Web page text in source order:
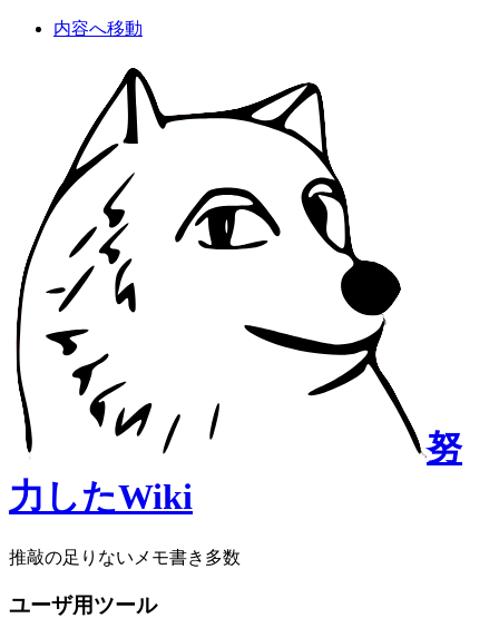
内容へ移動
努
力したWiki
推敲の足りないメモ書き多数
ユーザ用ツール